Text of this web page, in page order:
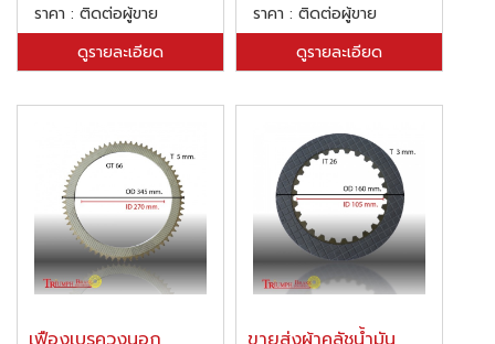
ราคา : ติดต่อผู้ขาย
ดูรายละเอียด
ราคา : ติดต่อผู้ขาย
ดูรายละเอียด